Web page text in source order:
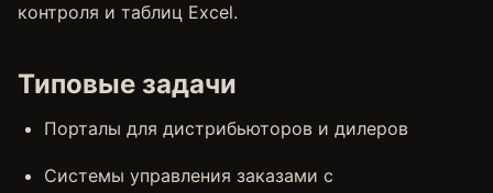
контроля и таблиц Excel.
Типовые задачи
Порталы для дистрибьюторов и дилеров
Системы управления заказами с